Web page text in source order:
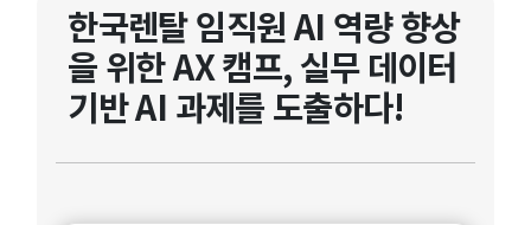
한국렌탈 임직원 AI 역량 향상
을 위한 AX 캠프, 실무 데이터
기반 AI 과제를 도출하다!